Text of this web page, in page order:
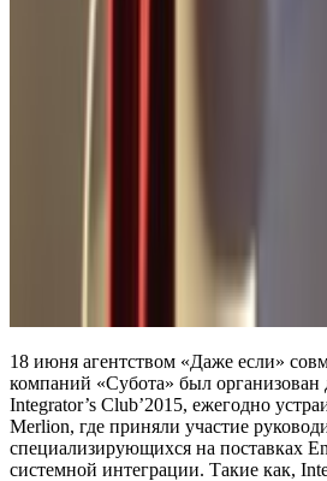
18 июня агентством «Даже если»
компаний «Субота» был организован
Integrator’s Club’2015, ежегодно
Merlion, где приняли участие
специализирующихся на поставках
системной интеграции. Такие как,